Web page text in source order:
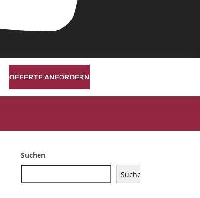
OFFERTE ANFORDERN
Suchen
Suchen